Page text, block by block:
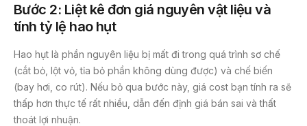
Bước 2: Liệt kê đơn giá nguyên vật liệu và
tính tỷ lệ hao hụt
Hao hụt là phần nguyên liệu bị mất đi trong quá trình sơ chế
(cắt bỏ, lột vỏ, tỉa bỏ phần không dùng được) và chế biến
(bay hơi, co rút). Nếu bỏ qua bước này, giá cost bạn tính ra sẽ
thấp hơn thực tế rất nhiều, dẫn đến định giá bán sai và thất
thoát lợi nhuận.